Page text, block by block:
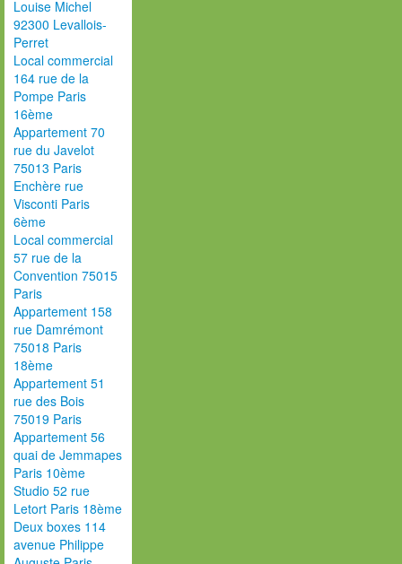
Louise Michel
92300 Levallois-
Perret
Local commercial
164 rue de la
Pompe Paris
16ème
Appartement 70
rue du Javelot
75013 Paris
Enchère rue
Visconti Paris
6ème
Local commercial
57 rue de la
Convention 75015
Paris
Appartement 158
rue Damrémont
75018 Paris
18ème
Appartement 51
rue des Bois
75019 Paris
Appartement 56
quai de Jemmapes
Paris 10ème
Studio 52 rue
Letort Paris 18ème
Deux boxes 114
avenue Philippe